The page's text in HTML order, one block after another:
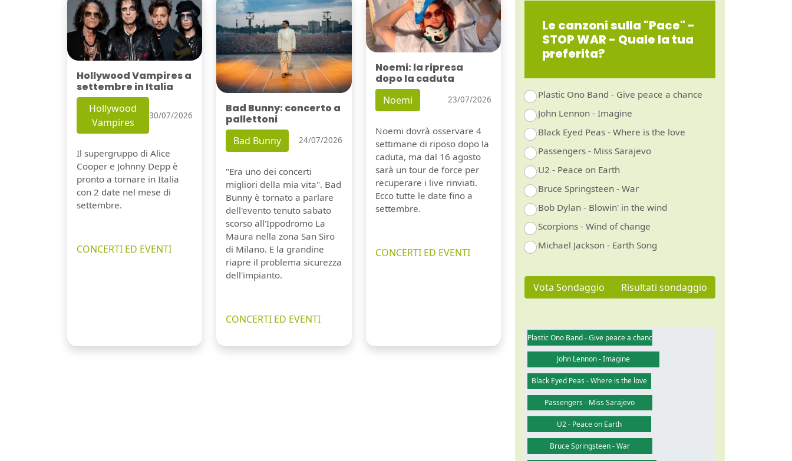
Hollywood Vampires a
settembre in Italia
Hollywood
Vampires
30/07/2026
Il supergruppo di Alice
Cooper e Johnny Depp è
pronto a tornare in Italia
con 2 date nel mese di
settembre.
CONCERTI ED EVENTI
Bad Bunny: concerto a
pallettoni
Bad Bunny 24/07/2026
"Era uno dei concerti
migliori della mia vita". Bad
Bunny è tornato a parlare
dell'evento tenuto sabato
scorso all'Ippodromo La
Maura nella zona San Siro
di Milano. E la grandine
riapre il problema sicurezza
dell'impianto.
CONCERTI ED EVENTI
Noemi: la ripresa
dopo la caduta
Noemi 23/07/2026
Noemi dovrà osservare 4
settimane di riposo dopo la
caduta, ma dal 16 agosto
sarà un tour de force per
recuperare i live rinviati.
Ecco tutte le date fino a
settembre.
CONCERTI ED EVENTI
Le canzoni sulla "Pace" -
STOP WAR - Quale la tua
preferita?
Plastic Ono Band - Give peace a chance
John Lennon - Imagine
Black Eyed Peas - Where is the love
Passengers - Miss Sarajevo
U2 - Peace on Earth
Bruce Springsteen - War
Bob Dylan - Blowin' in the wind
Scorpions - Wind of change
Michael Jackson - Earth Song
Vota Sondaggio Risultati sondaggio
Plastic Ono Band - Give peace a chance
John Lennon - Imagine
Black Eyed Peas - Where is the love
Passengers - Miss Sarajevo
U2 - Peace on Earth
Bruce Springsteen - War